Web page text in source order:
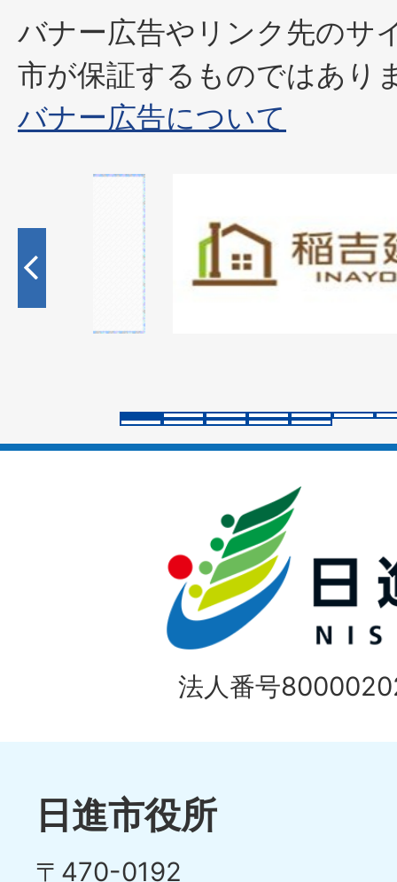
バナー広告やリンク先のサ
市が保証するものではあり
バナー広告について
枚
目
ラ
イ
法人番号
日進市役所
〒470-0192